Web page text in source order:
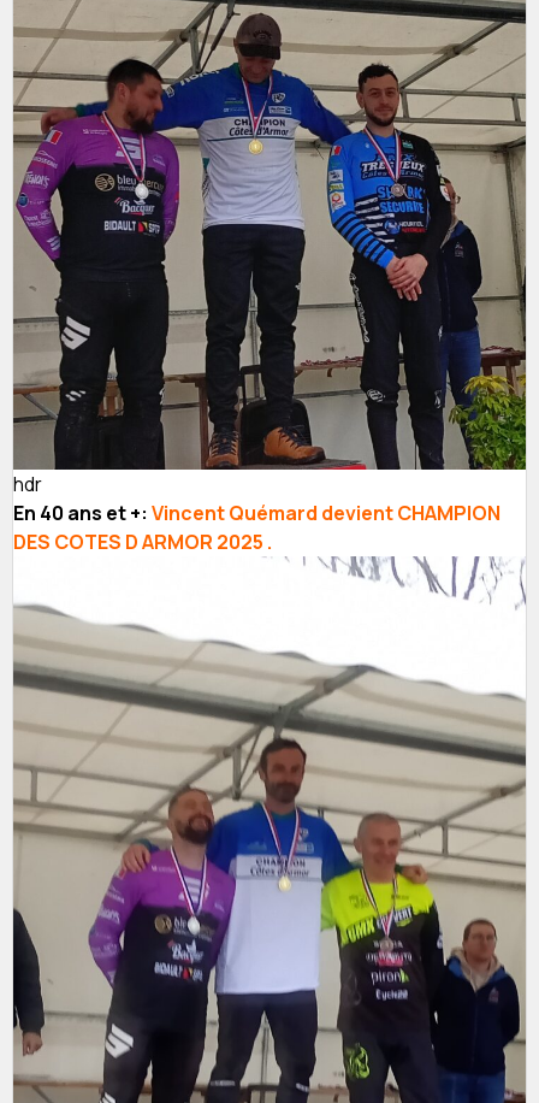
hdr
En 40 ans et +: Vincent Quémard devient CHAMPION
DES COTES D ARMOR 2025 .